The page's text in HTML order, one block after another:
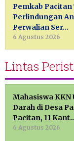
Pemkab
Perlindungan
Perwalian Ser…
6 Agustus 2026
Lintas
Mahasiswa KKN
Darah di Desa
Pacitan, 11
6 Agustus 2026